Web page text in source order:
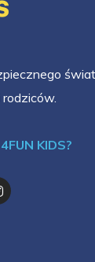
KIDS?